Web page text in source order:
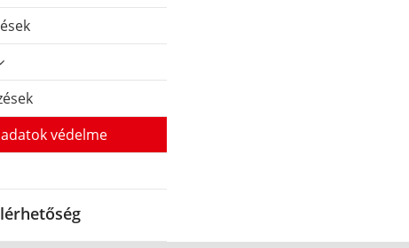
védelme